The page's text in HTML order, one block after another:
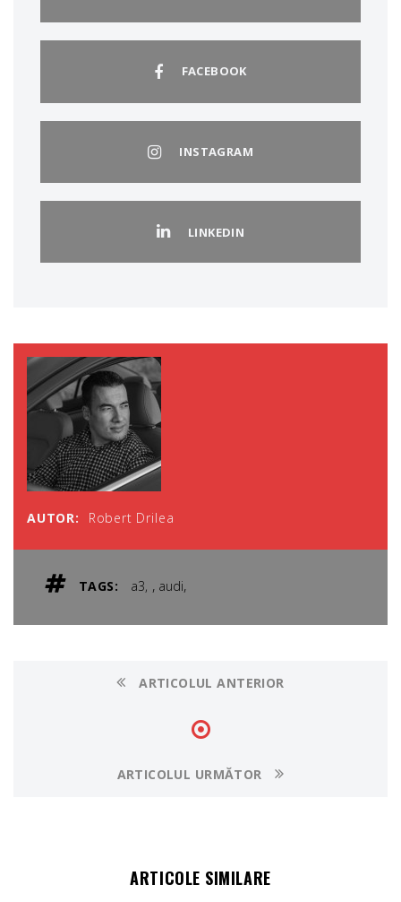
FACEBOOK
INSTAGRAM
LINKEDIN
AUTOR: Robert Drilea
TAGS: a3 , audi,
ARTICOLUL ANTERIOR
ARTICOLUL URMĂTOR
ARTICOLE SIMILARE